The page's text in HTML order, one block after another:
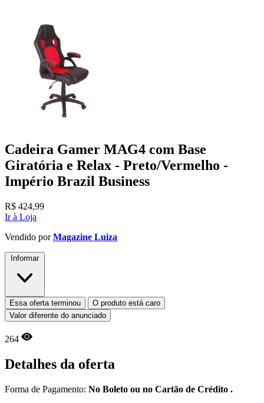
Cadeira Gamer MAG4 com Base
Giratória e Relax - Preto/Vermelho -
Império Brazil Business
R$ 424,99
Ir à Loja
Vendido porMagazine Luiza
Informar
Essa oferta terminou
O produto está caro
Valor diferente do anunciado
264
Detalhes da oferta
Forma de Pagamento: No Boleto ou no Cartão de Crédito .